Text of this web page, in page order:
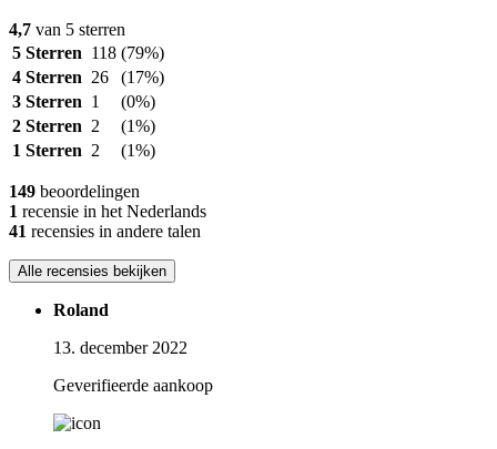
4,7 van 5 sterren
5 Sterren 118 (79%)
4 Sterren 26
(17%)
3 Sterren 1
(0%)
2 Sterren 2
(1%)
1 Sterren 2 (1%)
149 beoordelingen
1 recensie in het Nederlands
41 recensies in andere talen
Alle recensies bekijken
Roland
13. december 2022
Geverifieerde aankoop